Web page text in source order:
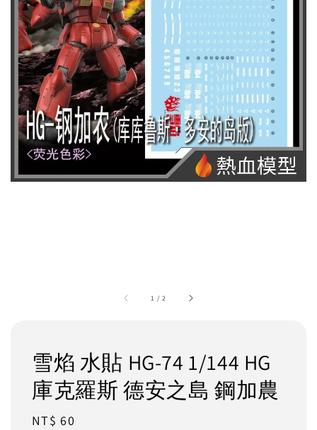
1 /2
雪焰 水貼 HG-74 1/144 HG
庫克羅斯 德安之島 鋼加農
Regular
NT$ 60